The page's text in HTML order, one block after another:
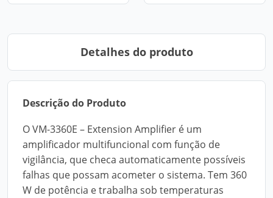
Detalhes do produto
Descrição do Produto
O VM-3360E – Extension Amplifier é um
amplificador multifuncional com função de
vigilância, que checa automaticamente possíveis
falhas que possam acometer o sistema. Tem 360
W de potência e trabalha sob temperaturas